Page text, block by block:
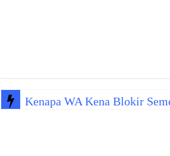
Kenapa WA Kena Blokir